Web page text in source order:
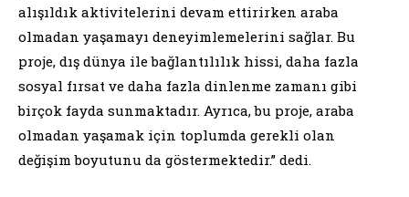
alışıldık aktivitelerini devam ettirirken araba
olmadan yaşamayı deneyimlemelerini sağlar. Bu
proje, dış dünya ile bağlantılılık hissi, daha fazla
sosyal fırsat ve daha fazla dinlenme zamanı gibi
birçok fayda sunmaktadır. Ayrıca, bu proje, araba
olmadan yaşamak için toplumda gerekli olan
değişim boyutunu da göstermektedir.” dedi.